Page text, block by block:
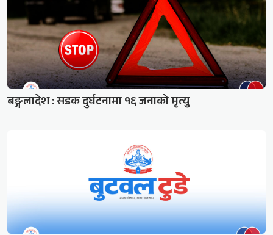
बङ्गलादेश : सडक दुर्घटनामा १६ जनाको मृत्यु